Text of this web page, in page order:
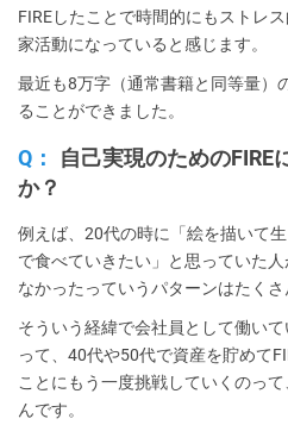
FIREしたことで時間的にもストレ
家活動になっていると感じます。
最近も8万字（通常書籍と同等量）
ることができました。
Q：
自己実現のためのFIRE
か？
例えば、20代の時に「絵を描いて
で食べていきたい」と思っていた
なかったっていうパターンはたくさ
そういう経緯で会社員として働い
って、40代や50代で資産を貯めて
ことにもう一度挑戦していくのっ
んです。